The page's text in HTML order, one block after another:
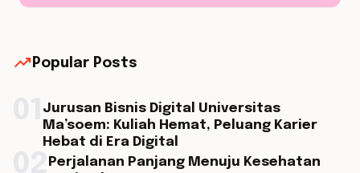
trending_up Popular Posts
Jurusan Bisnis Digital Universitas
Ma’soem: Kuliah Hemat, Peluang Karier
Hebat di Era Digital
Perjalanan Panjang Menuju Kesehatan